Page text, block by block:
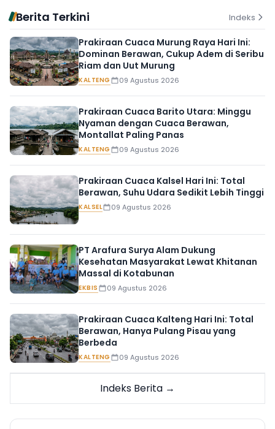
Berita Terkini Indeks
Prakiraan Cuaca Murung Raya Hari Ini:
Dominan Berawan, Cukup Adem di Seribu
Riam dan Uut Murung
KALTENG 09 Agustus 2026
Prakiraan Cuaca Barito Utara: Minggu
Nyaman dengan Cuaca Berawan,
Montallat Paling Panas
KALTENG 09 Agustus 2026
Prakiraan Cuaca Kalsel Hari Ini: Total
Berawan, Suhu Udara Sedikit Lebih Tinggi
KALSEL 09 Agustus 2026
PT Arafura Surya Alam Dukung
Kesehatan Masyarakat Lewat Khitanan
Massal di Kotabunan
EKBIS 09 Agustus 2026
Prakiraan Cuaca Kalteng Hari Ini: Total
Berawan, Hanya Pulang Pisau yang
Berbeda
KALTENG 09 Agustus 2026
Indeks Berita →